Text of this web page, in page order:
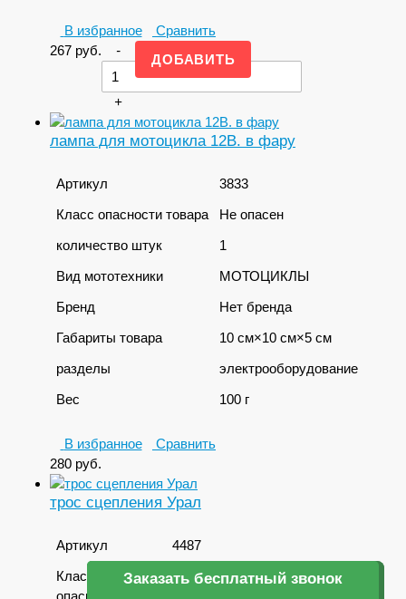
В избранное
Сравнить
267 руб. -
+
лампа для мотоцикла 12В. в фару
Артикул
3833
Класс опасности товара
Не опасен
количество штук
1
Вид мототехники
МОТОЦИКЛЫ
Бренд
Нет бренда
Габариты товара
10 см×10 см×5 см
разделы
электрооборудование
Вес
100 г
В избранное
Сравнить
280 руб.
трос сцепления Урал
Артикул
4487
Класс
опасности
Заказать бесплатный звонок
Заказать бесплатный звонок